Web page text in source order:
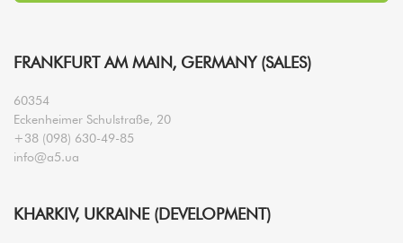
FRANKFURT AM MAIN, GERMANY (SALES)
60354
Eckenheimer Schulstraße, 20
+38 (098) 630-49-85
info@a5.ua
KHARKIV, UKRAINE (DEVELOPMENT)